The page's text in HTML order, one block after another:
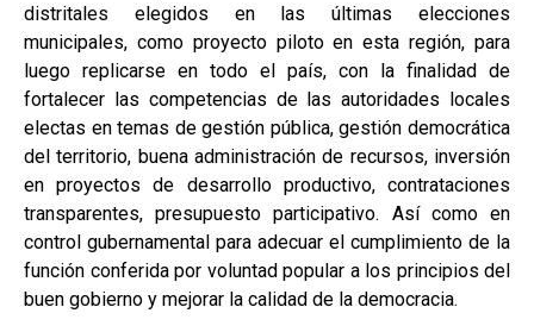
distritales elegidos en las últimas elecciones
municipales, como proyecto piloto en esta región, para
luego replicarse en todo el país, con la finalidad de
fortalecer las competencias de las autoridades locales
electas en temas de gestión pública, gestión democrática
del territorio, buena administración de recursos, inversión
en proyectos de desarrollo productivo, contrataciones
transparentes, presupuesto participativo. Así como en
control gubernamental para adecuar el cumplimiento de la
función conferida por voluntad popular a los principios del
buen gobierno y mejorar la calidad de la democracia.